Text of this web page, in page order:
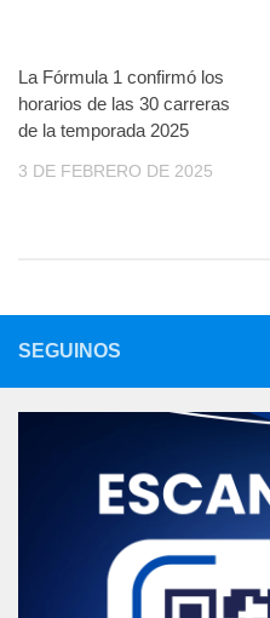
La Fórmula 1 confirmó los
horarios de las 30 carreras
de la temporada 2025
3 DE FEBRERO DE 2025
SEGUINOS